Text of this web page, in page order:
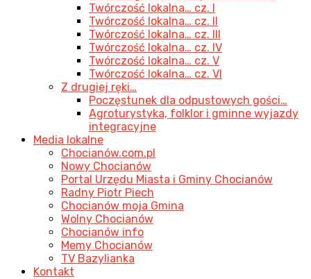
Twórczość lokalna… cz. I
Twórczość lokalna… cz. II
Twórczość lokalna… cz. III
Twórczość lokalna… cz. IV
Twórczość lokalna… cz. V
Twórczość lokalna… cz. VI
Z drugiej ręki…
Poczęstunek dla odpustowych gości…
Agroturystyka, folklor i gminne wyjazdy
integracyjne
Media lokalne
Chocianów.com.pl
Nowy Chocianów
Portal Urzędu Miasta i Gminy Chocianów
Radny Piotr Piech
Chocianów moja Gmina
Wolny Chocianów
Chocianów info
Memy Chocianów
TV Bazylianka
Kontakt